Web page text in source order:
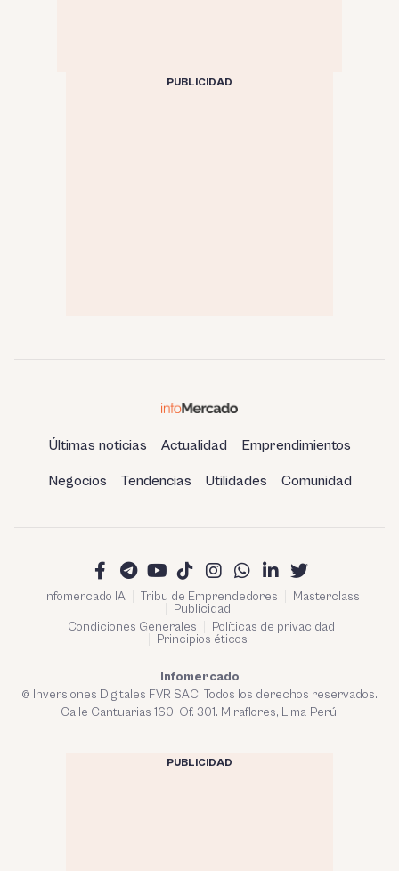
PUBLICIDAD
Últimas noticias Actualidad Emprendimientos
Negocios Tendencias Utilidades Comunidad
Infomercado IA Tribu de Emprendedores
Masterclass
Publicidad
Condiciones Generales
Políticas de privacidad
Principios éticos
Infomercado
© Inversiones Digitales FVR SAC. Todos los derechos reservados.
Calle Cantuarias 160. Of. 301. Miraflores, Lima-Perú.
PUBLICIDAD